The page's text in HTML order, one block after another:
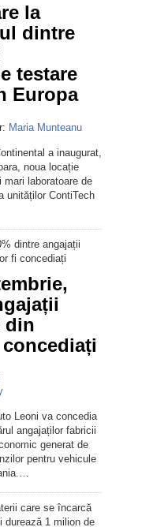
la
dintre
testare
Europa
Maria Munteanu
a inaugurat,
noua locație
mari laboratoare de
unităților ContiTech
din
Leoni va concedia
angajaților fabricii
generat de
pentru vehicule